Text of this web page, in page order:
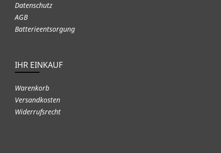
Datenschutz
AGB
Batterieentsorgung
IHR EINKAUF
Warenkorb
Versandkosten
Widerrufsrecht